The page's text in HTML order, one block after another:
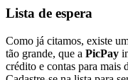
Lista de espera
Como já citamos, existe
tão grande, que a PicPay
crédito e contas para mais